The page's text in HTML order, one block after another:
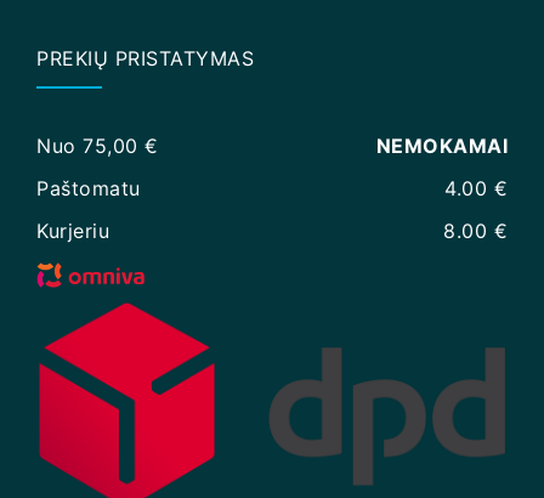
PREKIŲ PRISTATYMAS
Nuo 75,00 €
NEMOKAMAI
Paštomatu
4.00 €
Kurjeriu
8.00 €